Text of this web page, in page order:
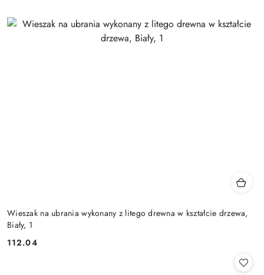
Wieszak na ubrania wykonany z litego drewna w kształcie drzewa,
Biały, 1
Cena:
112.04